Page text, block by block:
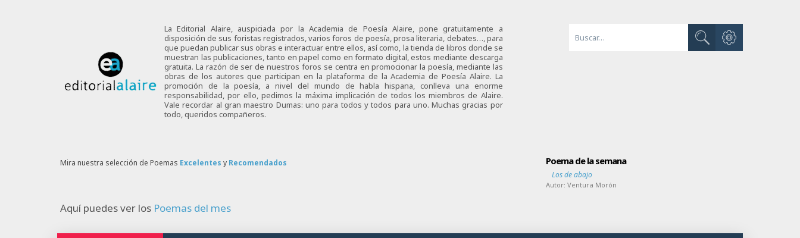
La Editorial Alaire, auspiciada por la Academia de Poesía Alaire, pone gratuitamente a
disposición de sus foristas registrados, varios foros de poesía, prosa literaria, debates…, para
que puedan publicar sus obras e interactuar entre ellos, así como, la tienda de libros donde se
muestran las publicaciones, tanto en papel como en formato digital, estos mediante descarga
gratuita. La razón de ser de nuestros foros se centra en promocionar la poesía, mediante las
obras de los autores que participan en la plataforma de la Academia de Poesía Alaire. La
promoción de la poesía, a nivel del mundo de habla hispana, conlleva una enorme
responsabilidad, por ello, pedimos la máxima implicación de todos los miembros de Alaire.
Vale recordar al gran maestro Dumas: uno para todos y todos para uno. Muchas gracias por
todo, queridos compañeros.
Buscar
Búsqueda avanzada
Mira nuestra selección de Poemas Excelentes y Recomendados Poema de la semana
Los de abajo
Autor:Ventura Morón
Aquí puedes ver los Poemas del mes